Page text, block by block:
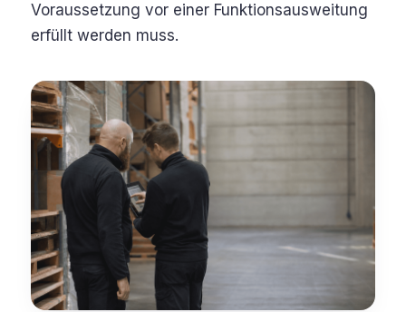
Voraussetzung vor einer Funktionsausweitung
erfüllt werden muss.